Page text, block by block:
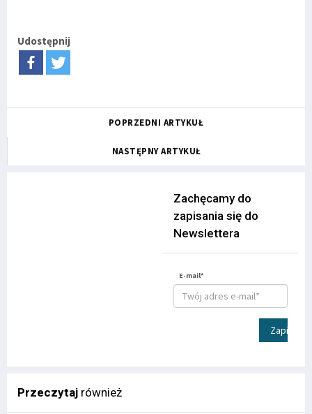
Udostępnij
POPRZEDNI ARTYKUŁ
NASTĘPNY ARTYKUŁ
Zachęcamy do
zapisania się do
Newslettera
E-mail*
Zapisz
Przeczytaj również